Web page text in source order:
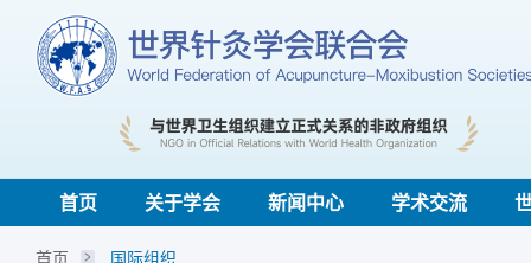
首页 关于学会 新闻中心 学术交流
首页 国际组织